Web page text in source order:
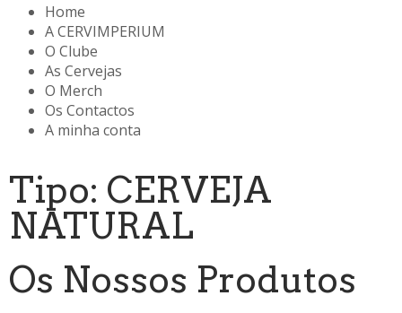
Home
A CERVIMPERIUM
O Clube
As Cervejas
O Merch
Os Contactos
A minha conta
Tipo: CERVEJA
NATURAL
Os Nossos Produtos